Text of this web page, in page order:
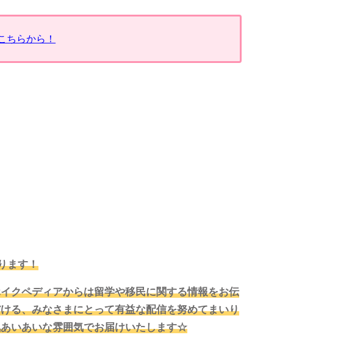
ちらから！
ます！
クペディアからは留学や移民に関する情報をお伝
る、みなさまにとって有益な配信を努めてまいり
いあいな雰囲気でお届けいたします☆